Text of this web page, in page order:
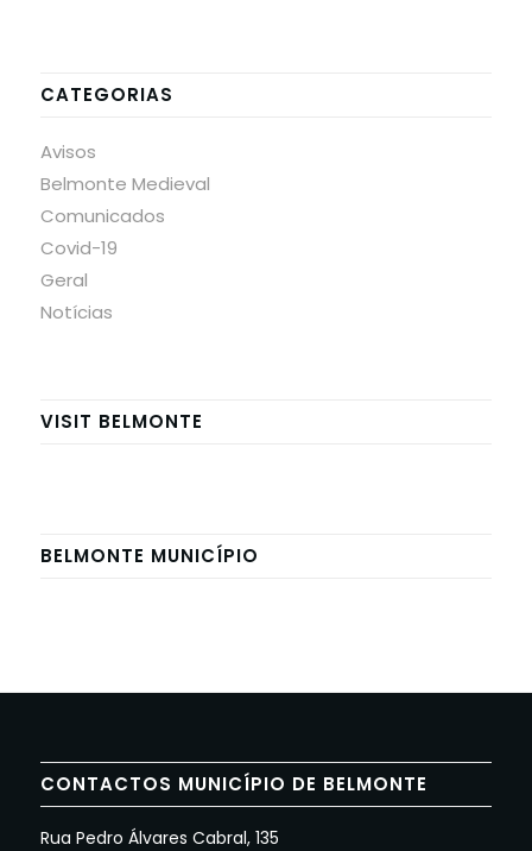
CATEGORIAS
Avisos
Belmonte Medieval
Comunicados
Covid-19
Geral
Notícias
VISIT BELMONTE
BELMONTE MUNICÍPIO
CONTACTOS MUNICÍPIO DE BELMONTE
Rua Pedro Álvares Cabral, 135